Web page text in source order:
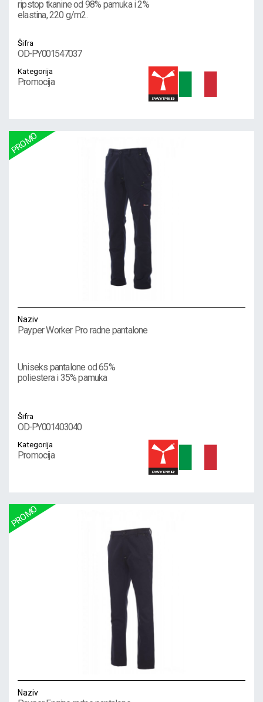
ripstop tkanine od 98% pamuka i 2%
elastina, 220 g/m2.
Šifra
OD-PY001547037
Kategorija
Promocija
Naziv
Payper Worker Pro radne pantalone
Uniseks pantalone od 65%
poliestera i 35% pamuka
Šifra
OD-PY001403040
Kategorija
Promocija
Naziv